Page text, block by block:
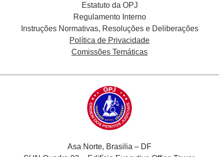
Estatuto da OPJ
Regulamento Interno
Instruções Normativas, Resoluções e Deliberações
Política de Privacidade
Comissões Temáticas
Asa Norte, Brasilia – DF